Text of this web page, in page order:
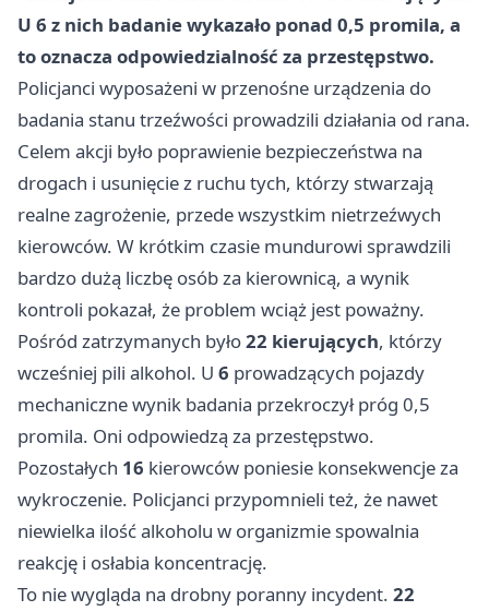
U 6 z nich badanie wykazało ponad 0,5 promila, a
to oznacza odpowiedzialność za przestępstwo.
Policjanci wyposażeni w przenośne urządzenia do
badania stanu trzeźwości prowadzili działania od rana.
Celem akcji było poprawienie bezpieczeństwa na
drogach i usunięcie z ruchu tych, którzy stwarzają
realne zagrożenie, przede wszystkim nietrzeźwych
kierowców. W krótkim czasie mundurowi sprawdzili
bardzo dużą liczbę osób za kierownicą, a wynik
kontroli pokazał, że problem wciąż jest poważny.
Pośród zatrzymanych było22 kierujących, którzy
wcześniej pili alkohol. U 6 prowadzących pojazdy
mechaniczne wynik badania przekroczył próg 0,5
promila. Oni odpowiedzą za przestępstwo.
Pozostałych 16 kierowców poniesie konsekwencje za
wykroczenie. Policjanci przypomnieli też, że nawet
niewielka ilość alkoholu w organizmie spowalnia
reakcję i osłabia koncentrację.
To nie wygląda na drobny poranny incydent. 22